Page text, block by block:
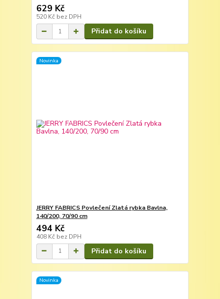
629 Kč
520 Kč bez DPH
Přidat do košíku
Novinka
JERRY FABRICS Povlečení Zlatá rybka Bavlna,
140/200, 70/90 cm
494 Kč
408 Kč bez DPH
Přidat do košíku
Novinka